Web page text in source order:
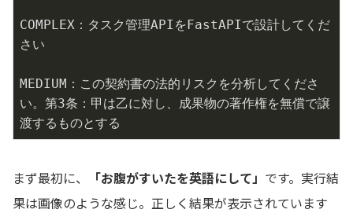
COMPLEX：タスク管理APIをFastAPIで設計してくだ
さい
MEDIUM：この契約書の法的リスクを分析してくださ
い。第3条：甲は乙に対し、成果物の著作権を無償で譲
渡するものとする
まず最初に、 「お腹がすいたを英語にして」 です。実行結
果は画像のような感じ。正しく結果が表示されています